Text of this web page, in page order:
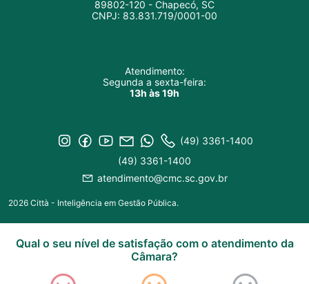
89802-120 - Chapecó, SC
CNPJ: 83.831.719/0001-00
Atendimento:
Segunda a sexta-feira:
13h às 19h
(49) 3361-1400
(49) 3361-1400
atendimento@cmc.sc.gov.br
2026 Città - Inteligência em Gestão Pública.
Qual o seu nível de satisfação com o atendimento da
Câmara?